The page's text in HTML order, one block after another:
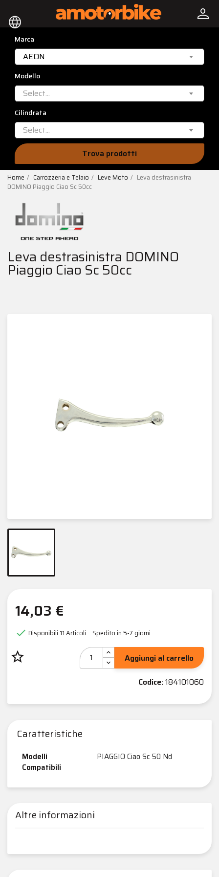
language person
Marca
AEON
Modello
Select...
Cilindrata
Select...
Trova prodotti
Home Carrozzeria e Telaio Leve Moto
Leva destrasinistra
DOMINO Piaggio Ciao Sc 50cc
Leva destrasinistra DOMINO
Piaggio Ciao Sc 50cc
14,03 €
 Disponibili 11 Articoli Spedito in 5-7 giorni
star_border
Aggiungi al carrello
Codice:184101060
Caratteristiche
Modelli
Compatibili
PIAGGIO Ciao Sc 50 Nd
Altre informazioni